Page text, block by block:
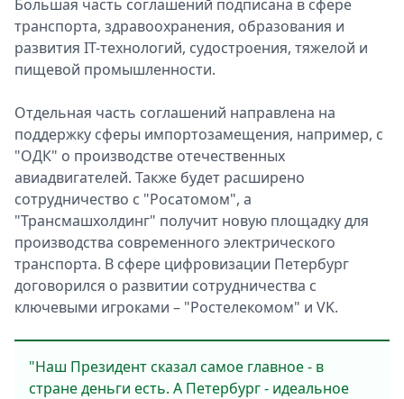
Большая часть соглашений подписана в сфере
транспорта, здравоохранения, образования и
развития IT-технологий, судостроения, тяжелой и
пищевой промышленности.
Отдельная часть соглашений направлена на
поддержку сферы импортозамещения, например, с
"ОДК" о производстве отечественных
авиадвигателей. Также будет расширено
сотрудничество с "Росатомом", а
"Трансмашхолдинг" получит новую площадку для
производства современного электрического
транспорта. В сфере цифровизации Петербург
договорился о развитии сотрудничества с
ключевыми игроками – "Ростелекомом" и VK.
"Наш Президент сказал самое главное - в
стране деньги есть. А Петербург - идеальное